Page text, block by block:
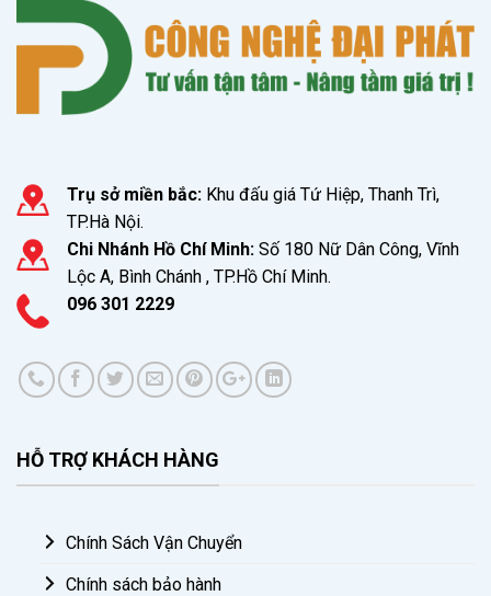
Trụ sở miền bắc: Khu đấu giá Tứ Hiệp, Thanh Trì,
TP.Hà Nội.
Chi Nhánh Hồ Chí Minh: Số 180 Nữ Dân Công, Vĩnh
Lộc A, Bình Chánh , TP.Hồ Chí Minh.
096 301 2229
HỖ TRỢ KHÁCH HÀNG
Chính Sách Vận Chuyển
Chính sách bảo hành